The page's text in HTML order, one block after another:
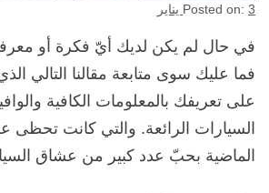
Posted on: 3 يناير
فما عليك سوى متابعة مقالنا التالي
على تعريفك بالمعلومات الكافية
السيارات الرائعة. والتي كانت تحظى
الماضية بحبّ عدد كبير من عشاق